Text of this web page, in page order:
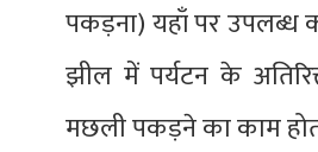
पकड़ना) यहाँ पर उपलब्ध
झील में पर्यटन के
मछली पकड़ने का काम